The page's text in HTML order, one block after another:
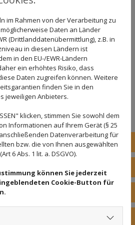
im Rahmen von der Verarbeitung zu
Daten an Länder
(Drittlanddatenübermittlung), z.B. in
in diesen Ländern ist
in den EU-/EWR-Ländern
ein erhöhtes Risiko, dass
Daten zugreifen können. Weitere
finden Sie in den
jeweiligen Anbieters.
klicken, stimmen Sie sowohl dem
Informationen auf Ihrem Gerät (§ 25
anschließenden Datenverarbeitung für
bzw. die von Ihnen ausgewählten
6 Abs. 1 lit. a. DSGVO).
können Sie jederzeit
Cookie-Button für